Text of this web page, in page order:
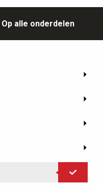
Op alle onderdelen